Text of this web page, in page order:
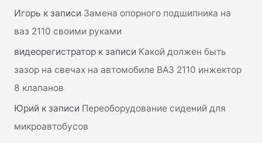
Игорь к записи Замена опорного подшипника на
ваз 2110 своими руками
видеорегистраторк записи Какой должен быть
зазор на свечах на автомобиле ВАЗ 2110 инжектор
8 клапанов
Юрий к записи Переоборудование сидений для
микроавтобусов